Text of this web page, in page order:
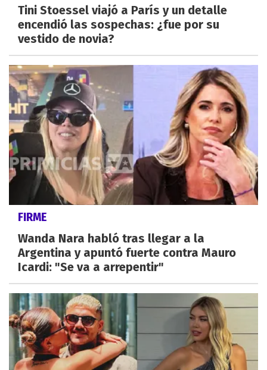
Tini Stoessel viajó a París y un detalle
encendió las sospechas: ¿fue por su
vestido de novia?
FIRME
Wanda Nara habló tras llegar a la
Argentina y apuntó fuerte contra Mauro
Icardi: "Se va a arrepentir"